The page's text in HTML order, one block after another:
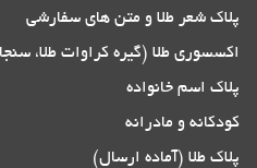
پلاک شعر طلا و متن های سفارشی
اکسسوری طلا (گیره کراوات طلا،
پلاک اسم خانواده
کودکانه و مادرانه
پلاک طلا (آماده ارسال)